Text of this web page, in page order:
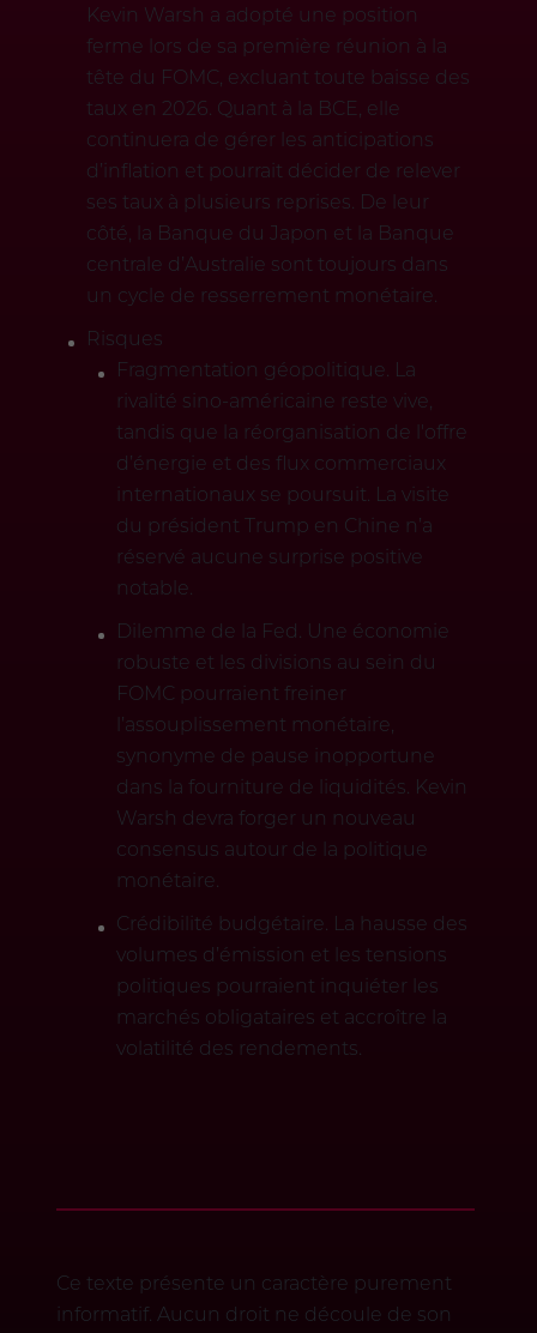
Kevin Warsh a adopté une position
ferme lors de sa première réunion à la
tête du FOMC, excluant toute baisse des
taux en 2026. Quant à la BCE, elle
continuera de gérer les anticipations
d’inflation et pourrait décider de relever
ses taux à plusieurs reprises. De leur
côté, la Banque du Japon et la Banque
centrale d’Australie sont toujours dans
un cycle de resserrement monétaire.
Risques
Fragmentation géopolitique. La
rivalité sino-américaine reste vive,
tandis que la réorganisation de l'offre
d’énergie et des flux commerciaux
internationaux se poursuit. La visite
du président Trump en Chine n’a
réservé aucune surprise positive
notable.
Dilemme de la Fed. Une économie
robuste et les divisions au sein du
FOMC pourraient freiner
l’assouplissement monétaire,
synonyme de pause inopportune
dans la fourniture de liquidités. Kevin
Warsh devra forger un nouveau
consensus autour de la politique
monétaire.
Crédibilité budgétaire. La hausse des
volumes d’émission et les tensions
politiques pourraient inquiéter les
marchés obligataires et accroître la
volatilité des rendements.
Ce texte présente un caractère purement
informatif. Aucun droit ne découle de son